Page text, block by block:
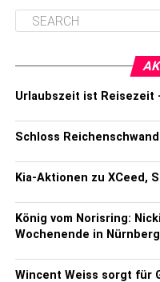
Urlaubszeit ist Reisezeit
Schloss
Kia-Aktionen zu XCeed,
König vom Norisring:
Wochenende in Nürnberg
Wincent Weiss sorgt für